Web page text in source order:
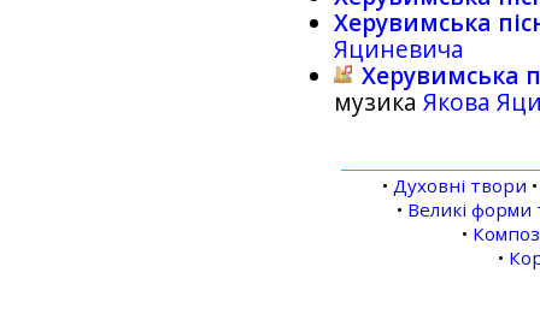
Херувимська
Яциневича
Херувимська
музикаЯкова
• Духовні твори
• Великі форми
•
•